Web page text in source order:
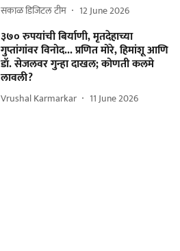
सकाळ डिजिटल टीम 12 June 2026
३७० रुपयांची बिर्याणी, मृतदेहाच्या
गुप्तांगांवर विनोद... प्रणित मोरे, हिमांशू आणि
डॉ. सेजलवर गुन्हा दाखल; कोणती कलमे
लावली?
Vrushal Karmarkar 11 June 2026